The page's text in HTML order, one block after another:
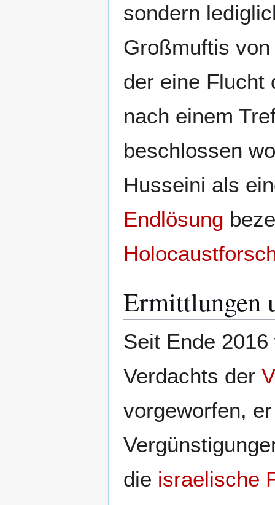
sondern
Großmuftis
der eine
nach einem
beschlossen
Husseini als
Endlösung
Ermittlungen
Seit Ende
Verdachts der
vorgeworfen,
die israelische